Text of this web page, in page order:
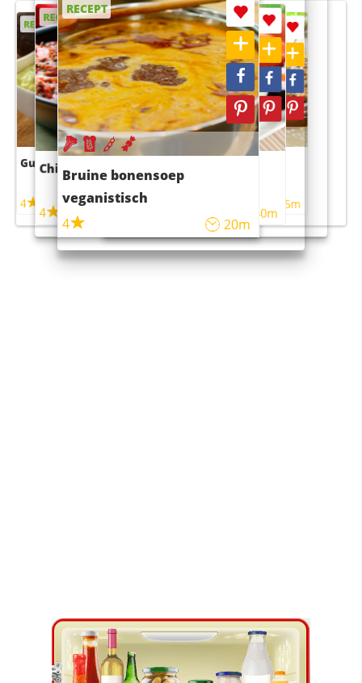
RECEPT
Guacamole
4
RECEPT
Chili con carne
4 45m
RECEPT
Bruine bonensoep
veganistisch
4
20m
RECEPT
Sushi rijstsalade
maaltijdsalade
40m
RECEPT
4 55m